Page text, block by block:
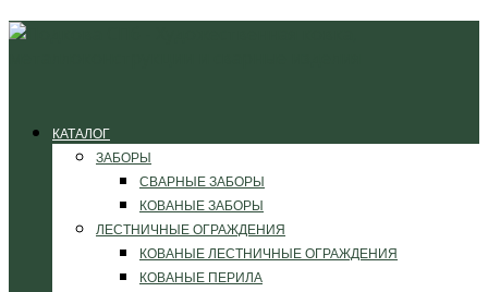
КАТАЛОГ
ЗАБОРЫ
СВАРНЫЕ ЗАБОРЫ
КОВАНЫЕ ЗАБОРЫ
ЛЕСТНИЧНЫЕ ОГРАЖДЕНИЯ
КОВАНЫЕ ЛЕСТНИЧНЫЕ ОГРАЖДЕНИЯ
КОВАНЫЕ ПЕРИЛА